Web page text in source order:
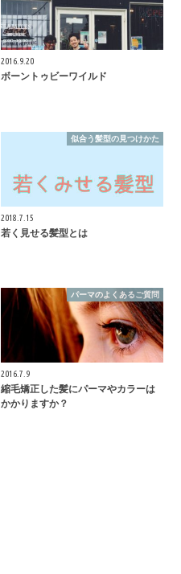
2016.9.20
ボーントゥビーワイルド
似合う髪型の見つけかた
2018.7.15
若く見せる髪型とは
パーマのよくあるご質問
2016.7.9
縮毛矯正した髪にパーマやカラーは
かかりますか？